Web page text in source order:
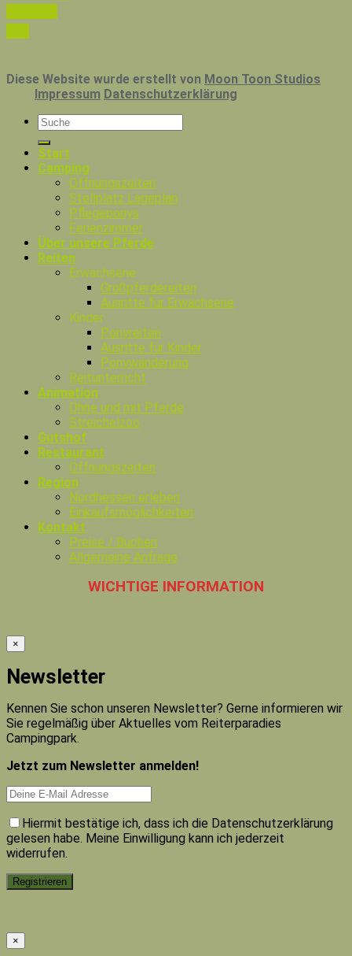
Diese Website wurde erstellt von Moon Toon Studios
Impressum Datenschutzerklärung
Start
Camping
Öffnungszeiten
Stellplatz Lageplan
Pflegeponys
Ferienzimmer
Über unsere Pferde
Reiten
Erwachsene
Großpferdereiten
Ausritte für Erwachsene
Kinder
Ponyreiten
Ausritte für Kinder
Ponywanderung
Reitunterricht
Animation
Ohne und mit Pferde
Streichelzoo
Gutshof
Restaurant
Öffnungszeiten
Region
Nordhessen erleben
Einkaufsmöglichkeiten
Kontakt
Preise / Buchen
Allgemeine Anfrage
WICHTIGE INFORMATION
×
Newsletter
Kennen Sie schon unseren Newsletter? Gerne informieren wir
Sie regelmäßig über Aktuelles vom Reiterparadies
Campingpark.
Jetzt zum Newsletter anmelden!
Hiermit bestätige ich, dass ich die Datenschutzerklärung
gelesen habe. Meine Einwilligung kann ich jederzeit
widerrufen.
×